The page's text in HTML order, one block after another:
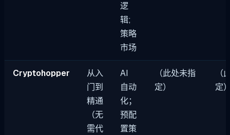
逻
辑;
策略
市场
Cryptohopper
从入
门到
精通
（无
需代
AI
自动
化；
预配
置策
（此处未指
定）
（
定